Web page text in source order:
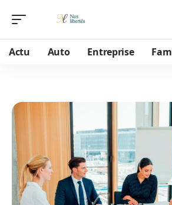
Actu Auto Entreprise